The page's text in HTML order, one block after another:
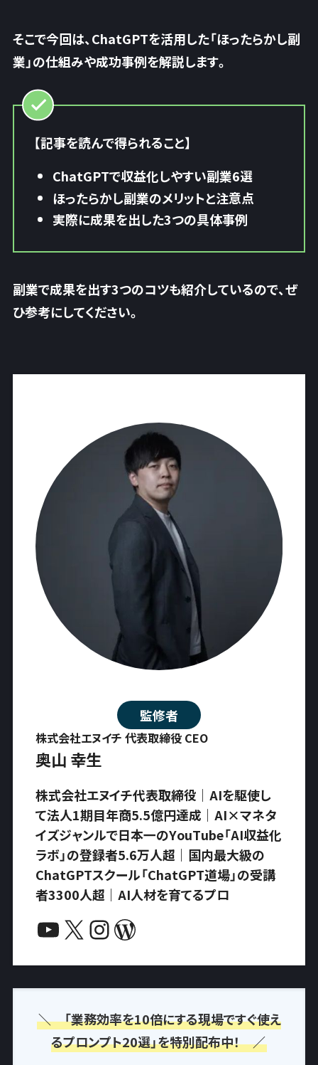
そこで今回は、ChatGPTを活用した「ほったらかし副
業」の仕組みや成功事例を解説します。
【記事を読んで得られること】
ChatGPTで収益化しやすい副業6選
ほったらかし副業のメリットと注意点
実際に成果を出した3つの具体事例
副業で成果を出す3つのコツも紹介しているので、ぜ
ひ参考にしてください。
監修者
株式会社エヌイチ 代表取締役 CEO
奥山 幸生
株式会社エヌイチ代表取締役｜AIを駆使し
て法人1期目年商5.5億円達成｜AI×マネタ
イズジャンルで日本一のYouTube「AI収益化
ラボ」の登録者5.6万人超｜国内最大級の
ChatGPTスクール「ChatGPT道場」の受講
者3300人超｜AI人材を育てるプロ
YouTube X InstagramWordPress
＼ 「業務効率を10倍にする現場ですぐ使え
るプロンプト20選」を特別配布中！ ／